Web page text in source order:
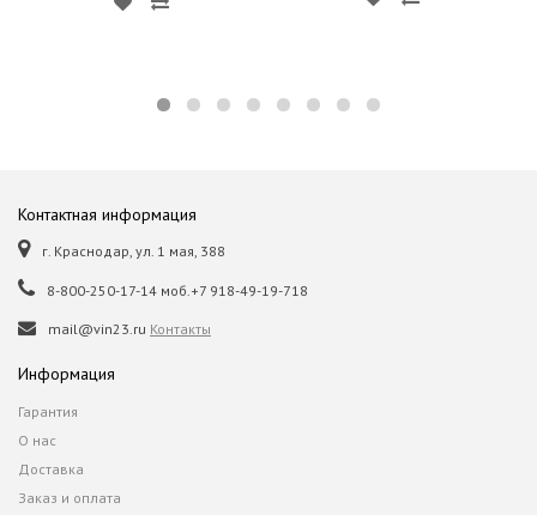
Контактная информация
г. Краснодар, ул. 1 мая, 388
8-800-250-17-14 моб.+7 918-49-19-718
mail@vin23.ru Контакты
Информация
Гарантия
О нас
Доставка
Заказ и оплата